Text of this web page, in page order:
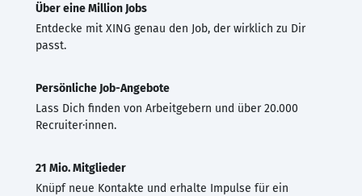
Über eine Million Jobs
Entdecke mit XING genau den Job, der wirklich zu Dir
passt.
Persönliche Job-Angebote
Lass Dich finden von Arbeitgebern und über 20.000
Recruiter·innen.
21 Mio. Mitglieder
Knüpf neue Kontakte und erhalte Impulse für ein